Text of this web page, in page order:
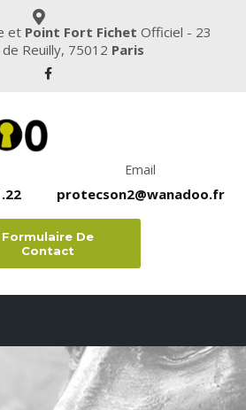
et Point Fort Fichet Officiel - 23
Reuilly, 75012 Paris
Email
protecson2@wanadoo.fr
Formulaire De
Contact